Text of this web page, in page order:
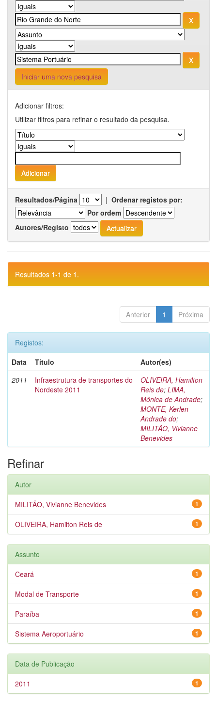
Iniciar uma nova pesquisa
Adicionar filtros:
Utilizar filtros para refinar o resultado da pesquisa.
Resultados/Página | Ordenar registos por:
Por ordem
Autores/Registo
Resultados 1-1 de 1.
Anterior 1 Próxima
Registos:
Data
Título
Autor(es)
2011
Infraestrutura de transportes do
Nordeste 2011
OLIVEIRA, Hamilton
Reis de; LIMA,
Mônica de Andrade;
MONTE, Kerlen
Andrade do;
MILITÃO, Vivianne
Benevides
Refinar
Autor
1
MILITÃO, Vivianne Benevides
1
OLIVEIRA, Hamilton Reis de
Assunto
1
Ceará
1
Modal de Transporte
1
Paraíba
1
Sistema Aeroportuário
Data de Publicação
1
2011